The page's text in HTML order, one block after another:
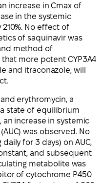
increase in Cmax of
in the systemic
No effect of
of saquinavir was
method of
more potent CYP3A4
and itraconazole, will
erythromycin, a
state of equilibrium
an increase in systemic
was observed. No
for 3 days) on AUC,
and subsequent
metabolite was
of cytochrome P450